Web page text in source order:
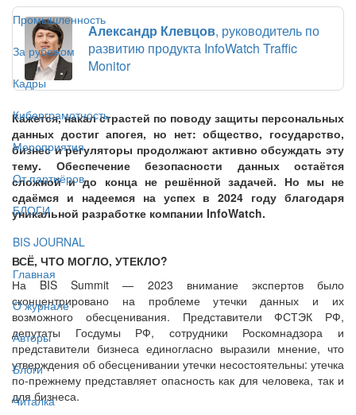
Промышленность
За рубежом
Кадры
Киберграмотность
Мероприятия
От партнёров
БЛОГИ
BIS JOURNAL
Главная
О журнале
Авторы
Блоги
Читалка
Александр Клевцов, руководитель по
развитию продукта InfoWatch Traffic
Monitor
Кажется, накал страстей по поводу защиты персональных
данных достиг апогея, но нет: общество, государство,
бизнес и регуляторы продолжают активно обсуждать эту
тему. Обеспечение безопасности данных остаётся
сложной и до конца не решённой задачей. Но мы не
сдаёмся и надеемся на успех в 2024 году благодаря
уникальной разработке компании InfoWatch.
ВСЁ, ЧТО МОГЛО, УТЕКЛО?
На BIS Summit — 2023 внимание экспертов было
сконцентрировано на проблеме утечки данных и их
возможного обесценивания. Представители ФСТЭК РФ,
депутаты Госдумы РФ, сотрудники Роскомнадзора и
представители бизнеса единогласно выразили мнение, что
утверждения об обесценивании утечки несостоятельны: утечка
по-прежнему представляет опасность как для человека, так и
для бизнеса.